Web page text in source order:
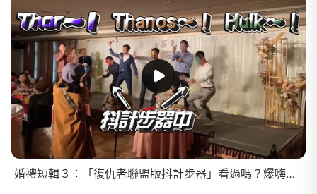
婚禮短輯３：「復仇者聯盟版抖計步器」看過嗎？爆嗨又超中二的原創婚禮遊戲！